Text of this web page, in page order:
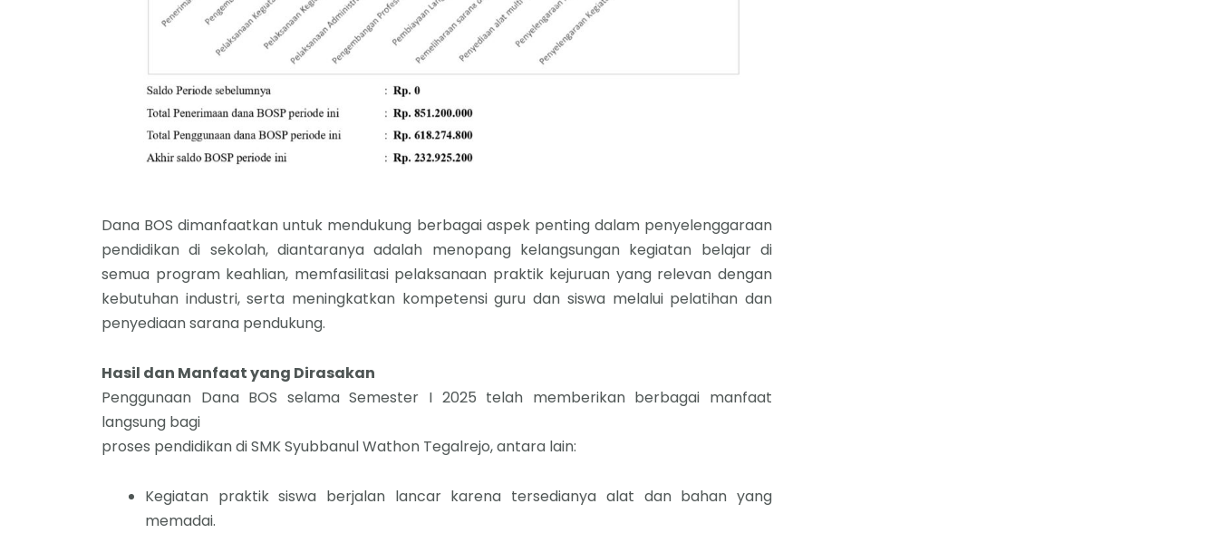
Dana BOS dimanfaatkan untuk mendukung berbagai aspek penting dalam penyelenggaraan
pendidikan di sekolah, diantaranya adalah menopang kelangsungan kegiatan belajar di
semua program keahlian, memfasilitasi pelaksanaan praktik kejuruan yang relevan dengan
kebutuhan industri, serta meningkatkan kompetensi guru dan siswa melalui pelatihan dan
penyediaan sarana pendukung.
Hasil dan Manfaat yang Dirasakan
Penggunaan Dana BOS selama Semester I 2025 telah memberikan berbagai manfaat
langsung bagi
proses pendidikan di SMK Syubbanul Wathon Tegalrejo, antara lain:
Kegiatan praktik siswa berjalan lancar karena tersedianya alat dan bahan yang
memadai.